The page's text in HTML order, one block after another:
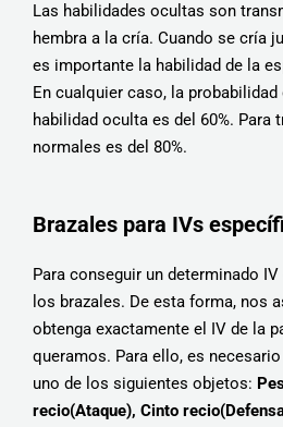
Las habilidades ocultas son
hembra a la cría. Cuando se cría
es importante la habilidad de la
En cualquier caso, la
habilidad oculta es del 60%. Para
normales es del 80%.
Brazales para IVs
Para conseguir un determinado
los brazales. De esta forma, nos
obtenga exactamente el IV de la
queramos. Para ello, es
uno de los siguientes objetos:
recio(Ataque), Cinto